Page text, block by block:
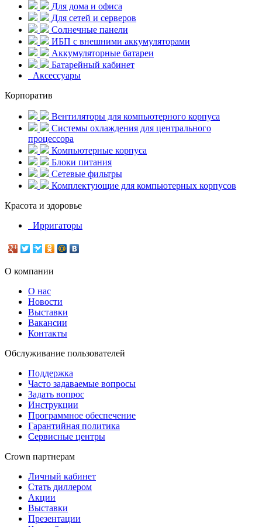
Для дома и офиса
Для сетей и серверов
Солнечные панели
ИБП с внешними аккумуляторами
Аккумуляторные батареи
Батарейный кабинет
Аксессуары
Корпоратив
Вентиляторы для компьютерного корпуса
Системы охлаждения для центрального
процессора
Компьютерные корпуса
Блоки питания
Сетевые фильтры
Комплектующие для компьютерных корпусов
Красота и здоровье
Ирригаторы
О компании
О нас
Новости
Выставки
Вакансии
Контакты
Обслуживание пользователей
Поддержка
Часто задаваемые вопросы
Задать вопрос
Инструкции
Программное обеспечение
Гарантийная политика
Сервисные центры
Crown партнерам
Личный кабинет
Стать диллером
Акции
Выставки
Презентации